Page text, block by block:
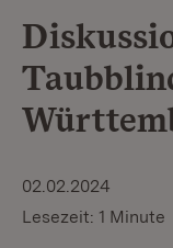
02.02.2024
Lesezeit: 1 Minute